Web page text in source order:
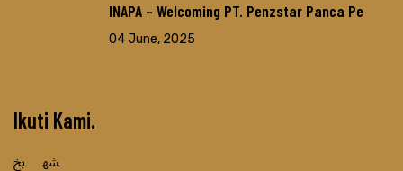
INAPA – Welcoming PT. Penzstar Panca Pe
04 June, 2025
Ikuti Kami